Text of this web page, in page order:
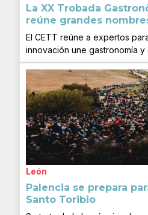
La XX Trobada
reúne grandes
El CETT reúne a expertos
innovación une gastronomía y
León
Palencia se prepara
Santo Toribio